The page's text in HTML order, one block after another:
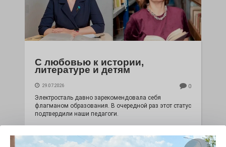
С любовью к истории,
литературе и детям
29.07.2026 0
Электросталь давно зарекомендовала себя
флагманом образования. В очередной раз этот статус
подтвердили наши педагоги.